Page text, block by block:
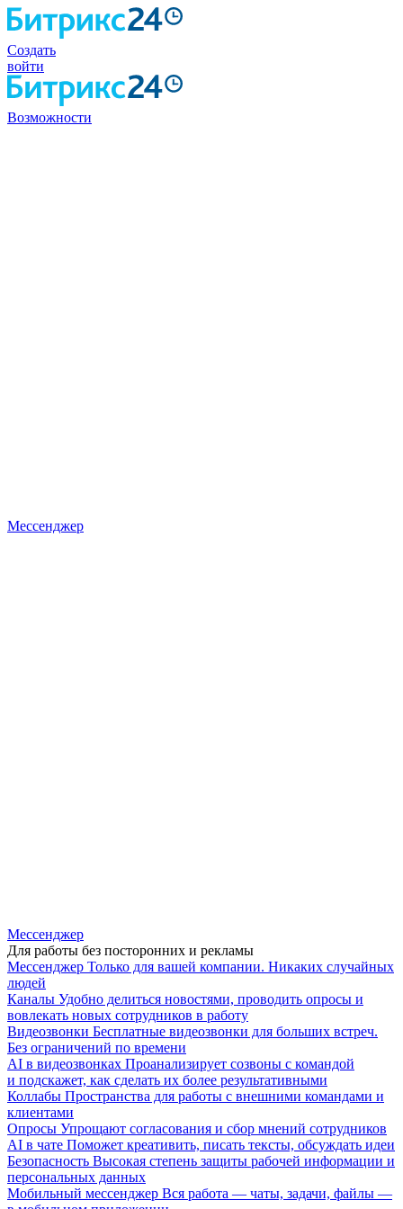
Создать
войти
Возможности
Мессенджер
Мессенджер
Для работы без посторонних и рекламы
Мессенджер Только для вашей компании. Никаких случайных
людей
Каналы Удобно делиться новостями, проводить опросы и
вовлекать новых сотрудников в работу
Видеозвонки Бесплатные видеозвонки для больших встреч.
Без ограничений по времени
AI в видеозвонках Проанализирует созвоны с командой
и подскажет, как сделать их более результативными
Коллабы Пространства для работы с внешними командами и
клиентами
Опросы Упрощают согласования и сбор мнений сотрудников
AI в чате Поможет креативить, писать тексты, обсуждать идеи
Безопасность Высокая степень защиты рабочей информации и
персональных данных
Мобильный мессенджер Вся работа — чаты, задачи, файлы —